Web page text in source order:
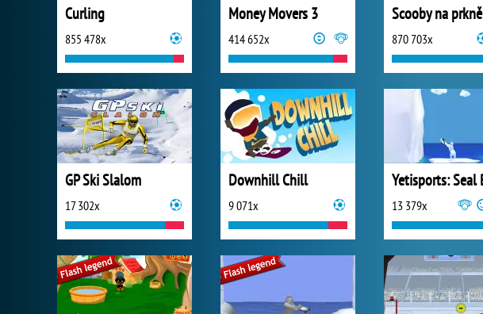
Curling
855 478x
Money Movers 3
414 652x
Scooby na prkně
870 703x
GP Ski Slalom
17 302x
Downhill Chill
9 071x 13 379x